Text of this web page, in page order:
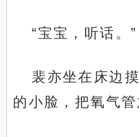
“宝宝，听话。”
裴亦坐在床边
的小脸，把氧气管